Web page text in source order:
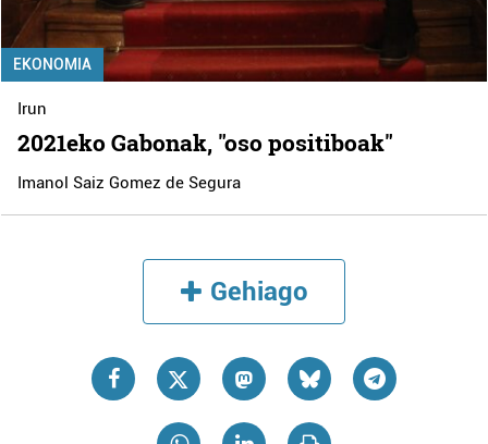
EKONOMIA
Irun
2021eko Gabonak, "oso positiboak"
Imanol Saiz Gomez de Segura
Gehiago